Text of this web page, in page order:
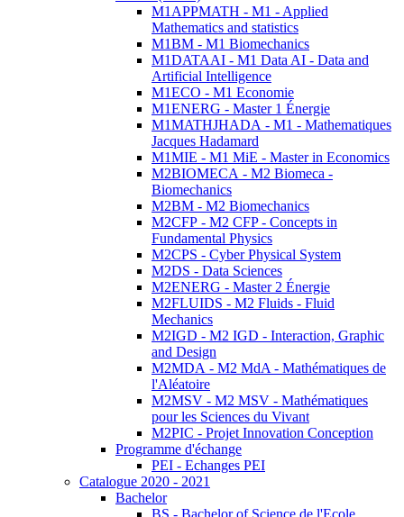
M1APPMATH - M1 - Applied
Mathematics and statistics
M1BM - M1 Biomechanics
M1DATAAI - M1 Data AI - Data and
Artificial Intelligence
M1ECO - M1 Economie
M1ENERG - Master 1 Énergie
M1MATHJHADA - M1 - Mathematiques
Jacques Hadamard
M1MIE - M1 MiE - Master in Economics
M2BIOMECA - M2 Biomeca -
Biomechanics
M2BM - M2 Biomechanics
M2CFP - M2 CFP - Concepts in
Fundamental Physics
M2CPS - Cyber Physical System
M2DS - Data Sciences
M2ENERG - Master 2 Énergie
M2FLUIDS - M2 Fluids - Fluid
Mechanics
M2IGD - M2 IGD - Interaction, Graphic
and Design
M2MDA - M2 MdA - Mathématiques de
l'Aléatoire
M2MSV - M2 MSV - Mathématiques
pour les Sciences du Vivant
M2PIC - Projet Innovation Conception
Programme d'échange
PEI - Echanges PEI
Catalogue 2020 - 2021
Bachelor
BS - Bachelor of Science de l'Ecole